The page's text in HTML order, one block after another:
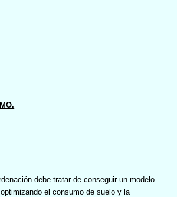
debe tratar de conseguir un modelo
el consumo de suelo y la